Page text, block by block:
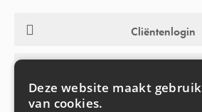
Cliëntenlogin
Deze website maakt gebruik
van cookies.